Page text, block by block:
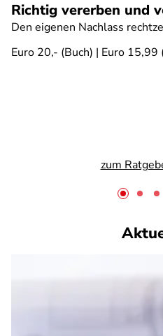
Richtig vererben und
Den eigenen Nachlass
Euro 20,- (Buch) | Euro 15,99
zum